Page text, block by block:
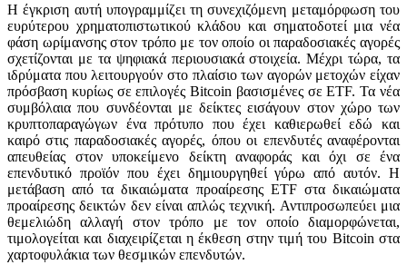
Η έγκριση αυτή υπογραμμίζει τη συνεχιζόμενη μεταμόρφωση του
ευρύτερου χρηματοπιστωτικού κλάδου και σηματοδοτεί μια νέα
φάση ωρίμανσης στον τρόπο με τον οποίο οι παραδοσιακές αγορές
σχετίζονται με τα ψηφιακά περιουσιακά στοιχεία. Μέχρι τώρα, τα
ιδρύματα που λειτουργούν στο πλαίσιο των αγορών μετοχών είχαν
πρόσβαση κυρίως σε επιλογές Bitcoin βασισμένες σε ETF. Τα νέα
συμβόλαια που συνδέονται με δείκτες εισάγουν στον χώρο των
κρυπτοπαραγώγων ένα πρότυπο που έχει καθιερωθεί εδώ και
καιρό στις παραδοσιακές αγορές, όπου οι επενδυτές αναφέρονται
απευθείας στον υποκείμενο δείκτη αναφοράς και όχι σε ένα
επενδυτικό προϊόν που έχει δημιουργηθεί γύρω από αυτόν. Η
μετάβαση από τα δικαιώματα προαίρεσης ETF στα δικαιώματα
προαίρεσης δεικτών δεν είναι απλώς τεχνική. Αντιπροσωπεύει μια
θεμελιώδη αλλαγή στον τρόπο με τον οποίο διαμορφώνεται,
τιμολογείται και διαχειρίζεται η έκθεση στην τιμή του Bitcoin στα
χαρτοφυλάκια των θεσμικών επενδυτών.